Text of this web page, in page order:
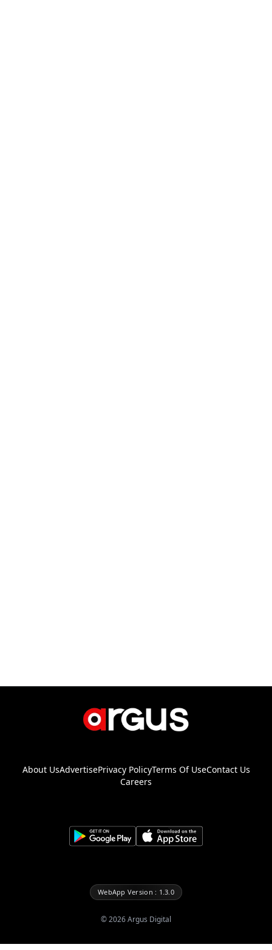
About UsAdvertisePrivacy PolicyTerms Of UseContact Us
Careers
WebApp Version : 1.3.0
©2026Argus Digital